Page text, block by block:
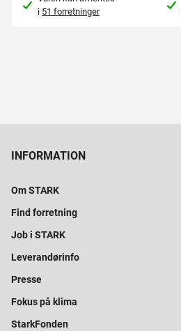
i 51 forretninger
INFORMATION
Om STARK
Find forretning
Job i STARK
Leverandørinfo
Presse
Fokus på klima
StarkFonden